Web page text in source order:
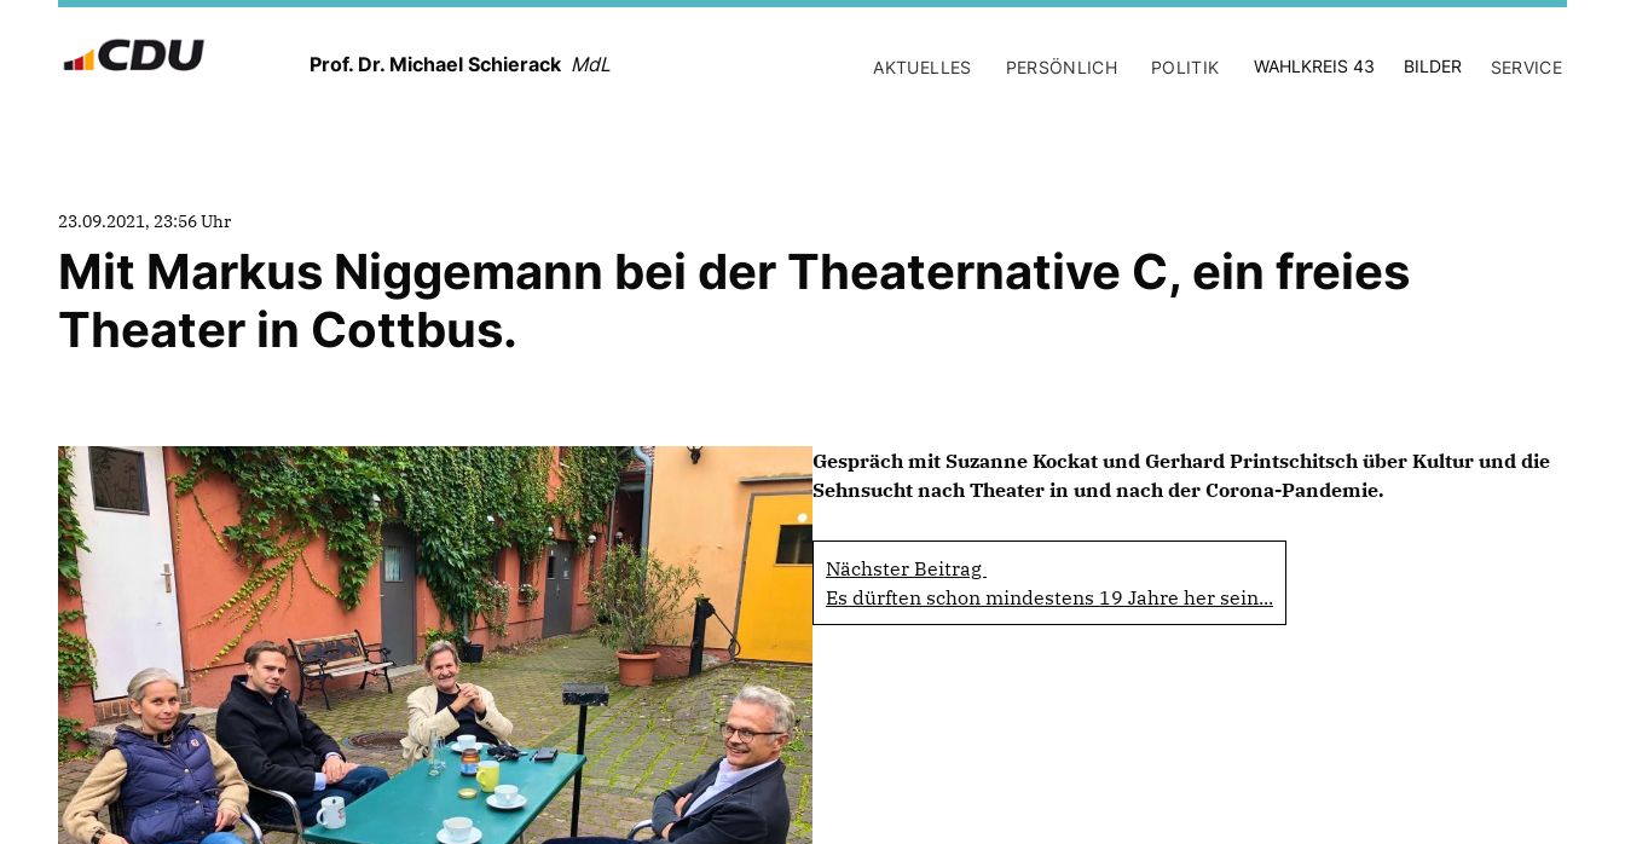
Prof. Dr. Michael Schierack MdL AKTUELLES PERSÖNLICH POLITIK WAHLKREIS 43 BILDER SERVICE
23.09.2021, 23:56 Uhr
Mit Markus Niggemann bei der Theaternative C, ein freies
Theater in Cottbus.
Gespräch mit Suzanne Kockat und Gerhard Printschitsch über Kultur und die
Sehnsucht nach Theater in und nach der Corona-Pandemie.
Nächster Beitrag
Es dürften schon mindestens 19 Jahre her sein...